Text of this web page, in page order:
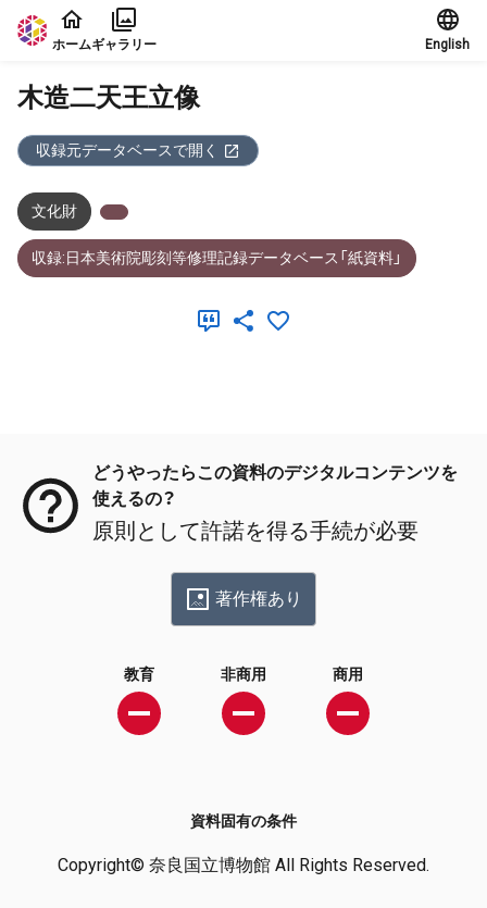
本文に飛ぶ
ホームギャラリー English
木造二天王立像
収録元データベースで開く
文化財
収録:日本美術院彫刻等修理記録データベース「紙資料」
どうやったらこの資料のデジタルコンテンツを
使えるの？
原則として許諾を得る手続が必要
著作権あり
教育 非商用 商用
資料固有の条件
Copyright© 奈良国立博物館 All Rights Reserved.